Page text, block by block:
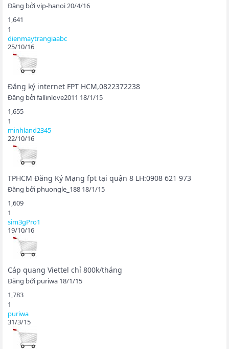
Đăng bởivip-hanoi20/4/16
1,641
1
dienmaytrangiaabc
25/10/16
Đăng ký internet FPT HCM,0822372238
Đăng bởifallinlove2011 18/1/15
1,655
1
minhland2345
22/10/16
TPHCM Đăng Ký Mạng fpt tại quận 8 LH:0908 621 973
Đăng bởi phuongle_188 18/1/15
1,609
1
sim3gPro1
19/10/16
Cáp quang Viettel chỉ 800k/tháng
Đăng bởi puriwa 18/1/15
1,783
1
puriwa
31/3/15